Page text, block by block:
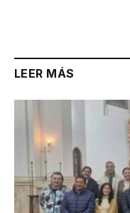
LEER MÁS